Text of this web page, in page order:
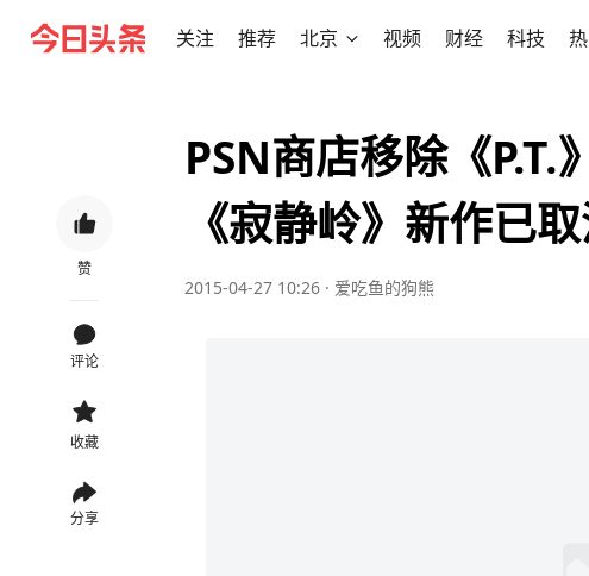
关注 推荐 北京 视频 财经 科技
赞
评论
收藏
分享
PSN商店移除《P.T.
《寂静岭》新作已
2015-04-27 10:26 · 爱吃鱼的狗熊